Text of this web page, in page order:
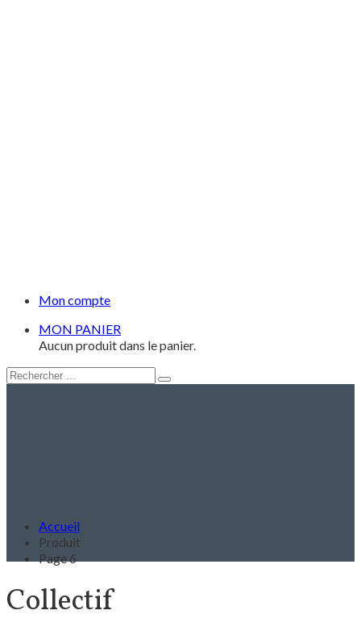
Mon compte
MON PANIER
Aucun produit dans le panier.
Accueil
Produit
Page 6
Collectif